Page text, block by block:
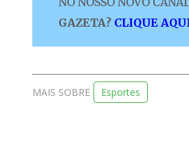
GAZETA? CLIQUE
MAIS SOBRE Esportes